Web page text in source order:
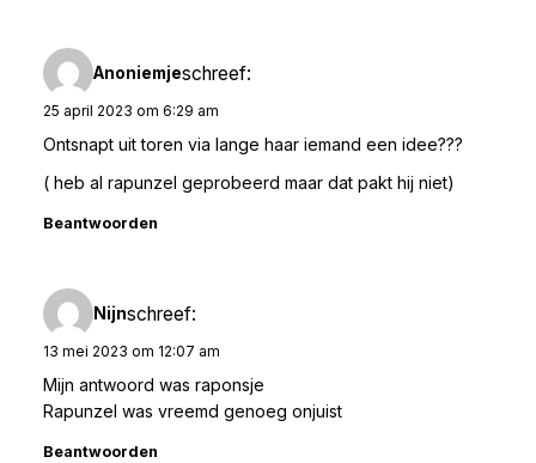
Anoniemjeschreef:
25 april 2023 om 6:29 am
Ontsnapt uit toren via lange haar iemand een idee???
( heb al rapunzel geprobeerd maar dat pakt hij niet)
Beantwoorden
Nijnschreef:
13 mei 2023 om 12:07 am
Mijn antwoord was raponsje
Rapunzel was vreemd genoeg onjuist
Beantwoorden